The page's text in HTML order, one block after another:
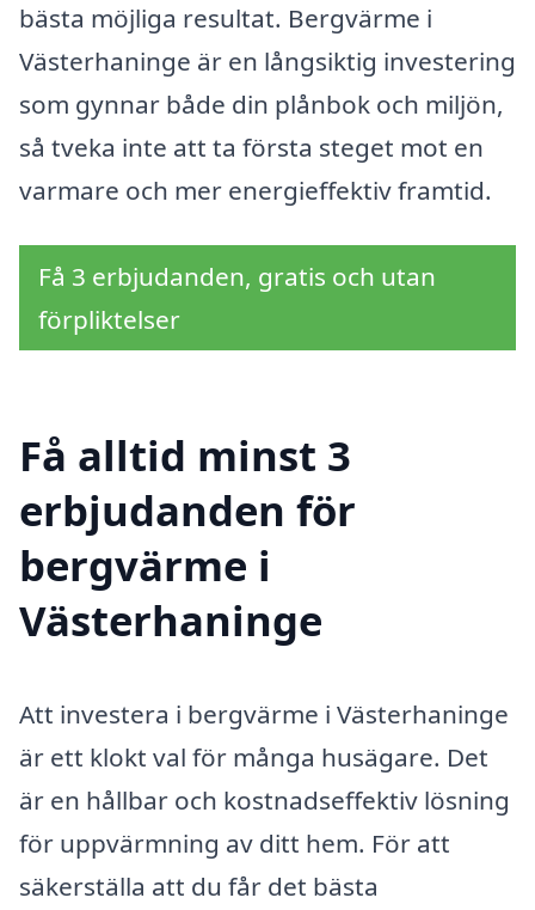
bästa möjliga resultat. Bergvärme i
Västerhaninge är en långsiktig investering
som gynnar både din plånbok och miljön,
så tveka inte att ta första steget mot en
varmare och mer energieffektiv framtid.
Få 3 erbjudanden, gratis och utan
förpliktelser
Få alltid minst 3
erbjudanden för
bergvärme i
Västerhaninge
Att investera i bergvärme i Västerhaninge
är ett klokt val för många husägare. Det
är en hållbar och kostnadseffektiv lösning
för uppvärmning av ditt hem. För att
säkerställa att du får det bästa